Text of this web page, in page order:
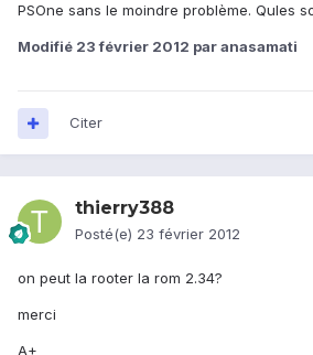
PSOne sans le moindre problème. Qules
Modifié 23 février 2012 par anasamati
Citer
thierry388
Posté(e) 23 février 2012
on peut la rooter la rom 2.34?
merci
A+